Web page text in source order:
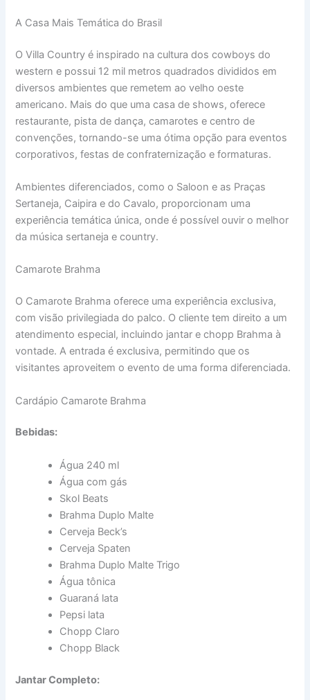
A Casa Mais Temática do Brasil
O Villa Country é inspirado na cultura dos cowboys do
western e possui 12 mil metros quadrados divididos em
diversos ambientes que remetem ao velho oeste
americano. Mais do que uma casa de shows, oferece
restaurante, pista de dança, camarotes e centro de
convenções, tornando-se uma ótima opção para eventos
corporativos, festas de confraternização e formaturas.
Ambientes diferenciados, como o Saloon e as Praças
Sertaneja, Caipira e do Cavalo, proporcionam uma
experiência temática única, onde é possível ouvir o melhor
da música sertaneja e country.
Camarote Brahma
O Camarote Brahma oferece uma experiência exclusiva,
com visão privilegiada do palco. O cliente tem direito a um
atendimento especial, incluindo jantar e chopp Brahma à
vontade. A entrada é exclusiva, permitindo que os
visitantes aproveitem o evento de uma forma diferenciada.
Cardápio Camarote Brahma
Bebidas:
Água 240 ml
Água com gás
Skol Beats
Brahma Duplo Malte
Cerveja Beck’s
Cerveja Spaten
Brahma Duplo Malte Trigo
Água tônica
Guaraná lata
Pepsi lata
Chopp Claro
Chopp Black
Jantar Completo: